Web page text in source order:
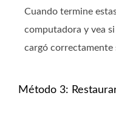
Cuando termine
computadora y vea
cargó correctamente
Método 3: